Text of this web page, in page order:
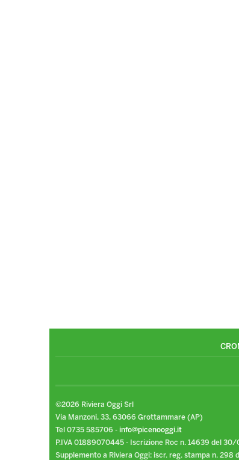
©2026 Riviera Oggi Srl
Via Manzoni, 33, 63066 Grottammare (AP)
Tel 0735 585706 - info@picenooggi.it
P.IVA 01889070445 - Iscrizione Roc n. 14639 del
Supplemento a Riviera Oggi: iscr. reg. stampa n.